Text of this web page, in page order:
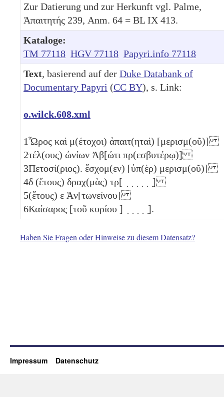
Zur Datierung und zur Herkunft vgl. Palme,
Ἀπαιτητής 239, Anm. 64 = BL IX 413.
Kataloge:
TM 77118 HGV 77118 Papyri.info 77118
Text, basierend auf der Duke Databank of
Documentary Papyri (CC BY), s. Link:
o.wilck.608.xml
1Ὧρος καὶ μ(έτοχοι) ἀπαιτ(ηταὶ) [μερισμ(οῦ)]
2τέλ(ους) ὠνίων Ἀβ[ώτι πρ(εσβυτέρῳ)]
3Πετοσί(ριος). ἔσχομ(εν) [ὑπ(ὲρ) μερισμ(οῦ)]
4δ (ἔτους) δραχ(μὰς) τρ[ ̣ ̣ ̣ ̣ ̣ ̣]
5(ἔτους) ε Ἀν[τωνείνου]
6Καίσαρος [τοῦ κυρίου ] ̣ ̣ ̣ ̣ ̣].
Haben Sie Fragen oder Hinweise zu diesem Datensatz?
Impressum Datenschutz